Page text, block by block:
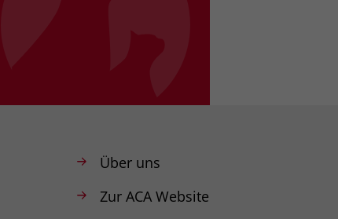
Über uns
Zur ACA Website